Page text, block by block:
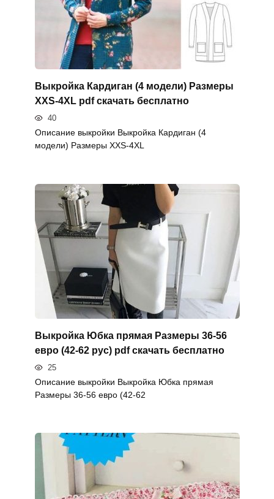
Выкройка Кардиган (4 модели) Размеры
XXS-4XL pdf скачать бесплатно
40
Описание выкройки Выкройка Кардиган (4
модели) Размеры XXS-4XL
Выкройка Юбка прямая Размеры 36-56
евро (42-62 рус) pdf скачать бесплатно
25
Описание выкройки Выкройка Юбка прямая
Размеры 36-56 евро (42-62